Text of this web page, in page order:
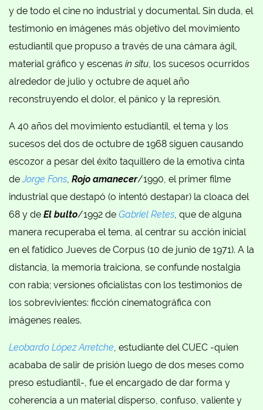
y de todo el cine no industrial y documental. Sin duda, el
testimonio en imágenes más objetivo del movimiento
estudiantil que propuso a través de una cámara ágil,
material gráfico y escenas in situ, los sucesos ocurridos
alrededor de julio y octubre de aquel año
reconstruyendo el dolor, el pánico y la represión.
A 40 años del movimiento estudiantil, el tema y los
sucesos del dos de octubre de 1968 siguen causando
escozor a pesar del éxito taquillero de la emotiva cinta
deJorge Fons, Rojo amanecer/1990, el primer filme
industrial que destapó (o intentó destapar) la cloaca del
68 y de El bulto/1992 de Gabriel Retes, que de alguna
manera recuperaba el tema, al centrar su acción inicial
en el fatídico Jueves de Corpus (10 de junio de 1971). A la
distancia, la memoria traiciona, se confunde nostalgia
con rabia; versiones oficialistas con los testimonios de
los sobrevivientes: ficción cinematográfica con
imágenes reales.
Leobardo López Arretche, estudiante del CUEC -quien
acababa de salir de prisión luego de dos meses como
preso estudiantil-, fue el encargado de dar forma y
coherencia a un material disperso, confuso, valiente y